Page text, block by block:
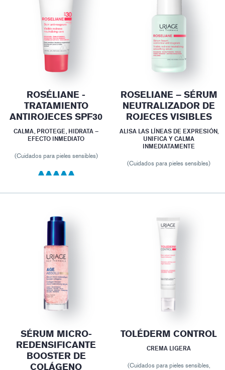
ROSÉLIANE -
TRATAMIENTO
ANTIROJECES SPF30
CALMA, PROTEGE, HIDRATA –
EFECTO INMEDIATO
(Cuidados para pieles sensibles)
ROSELIANE – SÉRUM
NEUTRALIZADOR DE
ROJECES VISIBLES
ALISA LAS LÍNEAS DE EXPRESIÓN,
UNIFICA Y CALMA
INMEDIATAMENTE
(Cuidados para pieles sensibles)
SÉRUM MICRO-
REDENSIFICANTE
BOOSTER DE
COLÁGENO
TOLÉDERM CONTROL
CREMA LIGERA
(Cuidados para pieles sensibles,